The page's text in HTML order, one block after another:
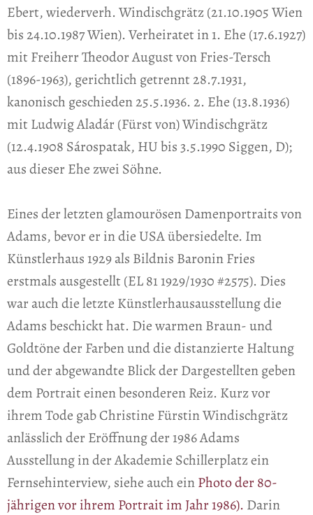
Ebert, wiederverh. Windischgrätz (21.10.1905 Wien
bis 24.10.1987 Wien). Verheiratet in 1. Ehe (17.6.1927)
mit Freiherr Theodor August von Fries-Tersch
(1896-1963), gerichtlich getrennt 28.7.1931,
kanonisch geschieden 25.5.1936. 2. Ehe (13.8.1936)
mit Ludwig Aladár (Fürst von) Windischgrätz
(12.4.1908 Sárospatak, HU bis 3.5.1990 Siggen, D);
aus dieser Ehe zwei Söhne.
Eines der letzten glamourösen Damenportraits von
Adams, bevor er in die USA übersiedelte. Im
Künstlerhaus 1929 als Bildnis Baronin Fries
erstmals ausgestellt (EL 81 1929/1930 #2575). Dies
war auch die letzte Künstlerhausausstellung die
Adams beschickt hat. Die warmen Braun- und
Goldtöne der Farben und die distanzierte Haltung
und der abgewandte Blick der Dargestellten geben
dem Portrait einen besonderen Reiz. Kurz vor
ihrem Tode gab Christine Fürstin Windischgrätz
anlässlich der Eröffnung der 1986 Adams
Ausstellung in der Akademie Schillerplatz ein
Fernsehinterview, siehe auch einPhoto der 80-
jährigen vor ihrem Portrait im Jahr 1986). Darin